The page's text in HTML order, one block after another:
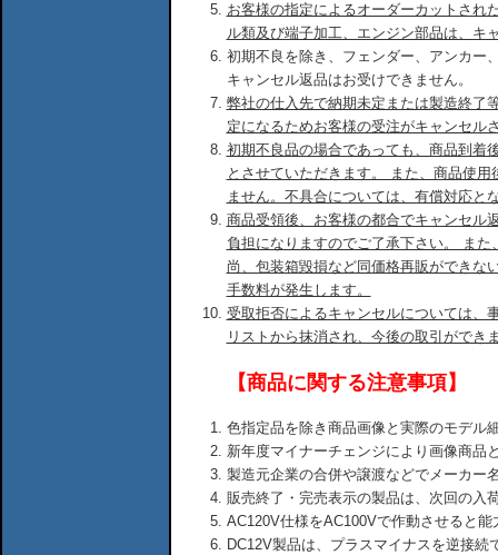
お客様の指定によるオーダーカットされ
ル類及び端子加工、エンジン部品は、キ
初期不良を除き、フェンダー、アンカー
キャンセル返品はお受けできません。
弊社の仕入先で納期未定または製造終了
定になるためお客様の受注がキャンセル
初期不良品の場合であっても、商品到着
とさせていただきます。 また、商品使
ません。不具合については、有償対応と
商品受領後、お客様の都合でキャンセル
負担になりますのでご了承下さい。 ま
尚、包装箱毀損など同価格再販ができな
手数料が発生します。
受取拒否によるキャンセルについては、
リストから抹消され、今後の取引ができ
【商品に関する注意事項】
色指定品を除き商品画像と実際のモデル
新年度マイナーチェンジにより画像商品
製造元企業の合併や譲渡などでメーカー
販売終了・完売表示の製品は、次回の入
AC120V仕様をAC100Vで作動させると
DC12V製品は、プラスマイナスを逆接